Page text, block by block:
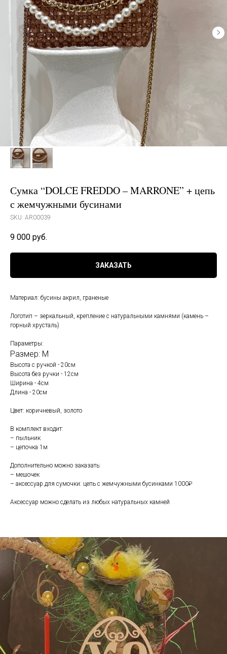
Сумка “DOLCE FREDDO – MARRONE” + цепь
с жемчужными бусинами
SKU: AR00039
9 000 руб.
ЗАКАЗАТЬ
Материал: бусины акрил, граненые
Логотип – зеркальный, крепление с натуральными камнями (камень –
горный хрусталь)
Параметры:
Размер: М
Высота с ручкой - 20см
Высота без ручки - 12см
Ширина - 4см
Длина - 20см
Цвет: коричневый, золото
В комплект входит:
– пыльник
– цепочка 1м
Дополнительно можно заказать:
– мешочек
– аксессуар для сумочки: цепь с жемчужными бусинками 1000₽
Аксессуар можно сделать из любых натуральных камней